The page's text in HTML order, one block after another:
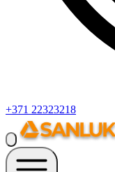
+371 22323218